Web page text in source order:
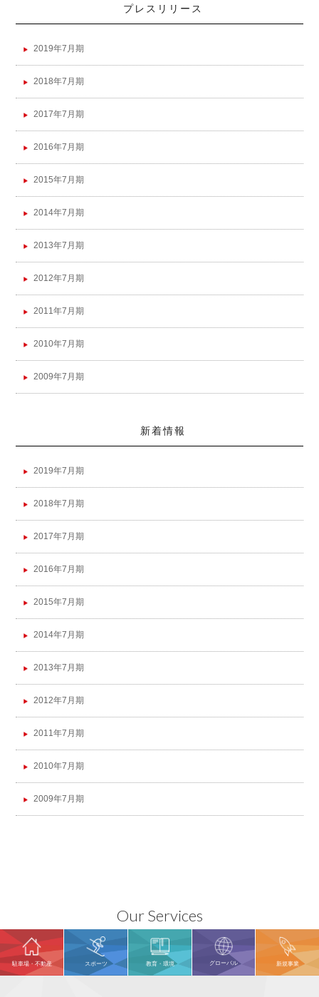
プレスリリース
2019年7月期
2018年7月期
2017年7月期
2016年7月期
2015年7月期
2014年7月期
2013年7月期
2012年7月期
2011年7月期
2010年7月期
2009年7月期
新着情報
2019年7月期
2018年7月期
2017年7月期
2016年7月期
2015年7月期
2014年7月期
2013年7月期
2012年7月期
2011年7月期
2010年7月期
2009年7月期
Our Services
駐車場・不動産 スポーツ 教育・環境 グローバル 新規事業